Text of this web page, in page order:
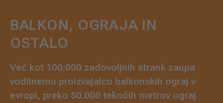
BALKON, OGRAJA IN
OSTALO
Več kot 100.000 zadovoljnih strank zaupa
vodilnemu proizvajalcu balkonskih ograj v
evropi, preko 50.000 tekočih metrov ograj